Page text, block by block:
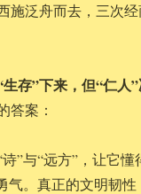
施泛舟而去，三次
存”下来，但“仁人
答案：
”与“远方”，让它
气。真正的文明韧